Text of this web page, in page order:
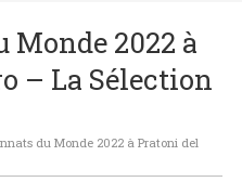
2027 !
Monde 2022 à
– La Sélection
du Monde 2022 à Pratoni del